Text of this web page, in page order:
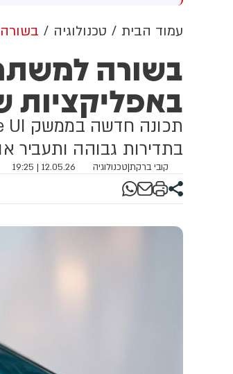
הייתה אומללה, אבל
עמוד הבית טכנולוגיה
בשורה
באפליקציות
בתדירות גבוהה ותעביר
קובי ברקת|טכנולוגיה 12.05.26 | 19:25